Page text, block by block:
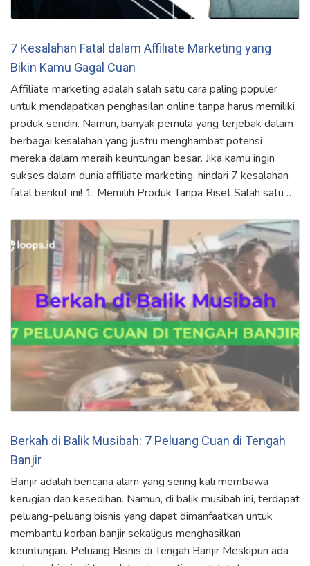
7 Kesalahan Fatal dalam Affiliate Marketing yang
Bikin Kamu Gagal Cuan
Affiliate marketing adalah salah satu cara paling populer
untuk mendapatkan penghasilan online tanpa harus memiliki
produk sendiri. Namun, banyak pemula yang terjebak dalam
berbagai kesalahan yang justru menghambat potensi
mereka dalam meraih keuntungan besar. Jika kamu ingin
sukses dalam dunia affiliate marketing, hindari 7 kesalahan
fatal berikut ini! 1. Memilih Produk Tanpa Riset Salah satu …
Berkah di Balik Musibah: 7 Peluang Cuan di Tengah
Banjir
Banjir adalah bencana alam yang sering kali membawa
kerugian dan kesedihan. Namun, di balik musibah ini, terdapat
peluang-peluang bisnis yang dapat dimanfaatkan untuk
membantu korban banjir sekaligus menghasilkan
keuntungan. Peluang Bisnis di Tengah Banjir Meskipun ada